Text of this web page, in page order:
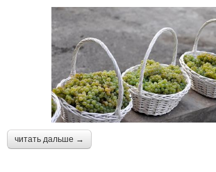
читать дальше →